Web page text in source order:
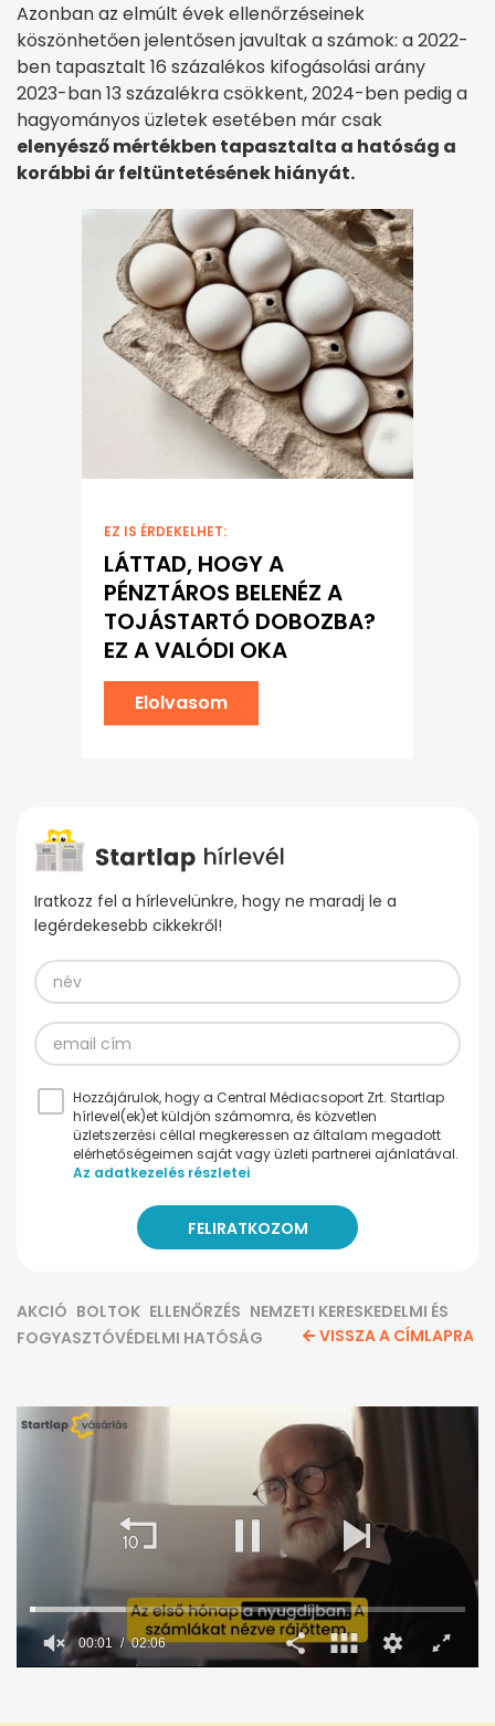
Azonban az elmúlt évek ellenőrzéseinek
köszönhetően jelentősen javultak a számok: a 2022-
ben tapasztalt 16 százalékos kifogásolási arány
2023-ban 13 százalékra csökkent, 2024-ben pedig a
hagyományos üzletek esetében már csak
elenyésző mértékben tapasztalta a hatóság a
korábbi ár feltüntetésének hiányát.
EZ IS ÉRDEKELHET:
LÁTTAD, HOGY A
PÉNZTÁROS BELENÉZ A
TOJÁSTARTÓ DOBOZBA?
EZ A VALÓDI OKA
Elolvasom
Iratkozz fel a hírlevelünkre, hogy ne maradj le a
legérdekesebb cikkekről!
Hozzájárulok, hogy a Central Médiacsoport Zrt. Startlap
hírlevel(ek)et küldjön számomra, és közvetlen
üzletszerzési céllal megkeressen az általam megadott
elérhetőségeimen saját vagy üzleti partnerei ajánlatával.
Az adatkezelés részletei
AKCIÓ BOLTOK ELLENŐRZÉS NEMZETI KERESKEDELMI ÉS
FOGYASZTÓVÉDELMI HATÓSÁG
VISSZA A CÍMLAPRA
00:02 02:06